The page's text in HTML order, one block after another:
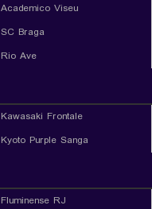
Academico Viseu
SC Braga
Rio Ave
Kawasaki Frontale
Kyoto Purple Sanga
Fluminense RJ